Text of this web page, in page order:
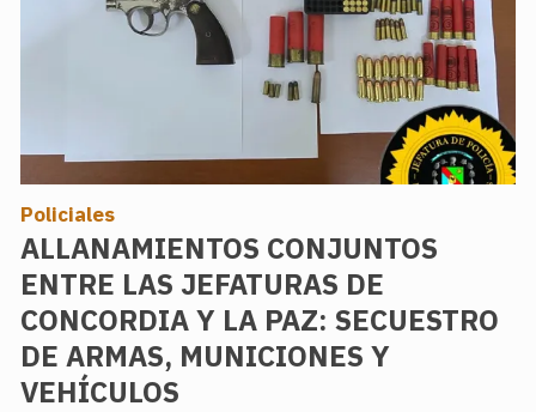
ALLANAMIENTOS CONJUNTOS
ENTRE LAS JEFATURAS DE
CONCORDIA Y LA PAZ: SECUESTRO
DE ARMAS, MUNICIONES Y
VEHÍCULOS
Policiales